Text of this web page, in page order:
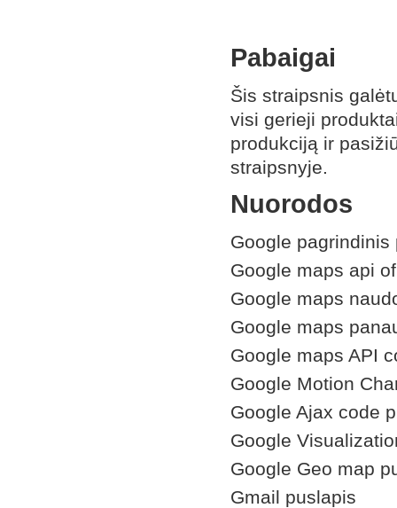
Pabaigai
Šis straipsnis
visi gerieji
produkciją ir
straipsnyje.
Nuorodos
Google pagrindinis
Google maps api
Google maps
Google maps
Google maps API
Google Motion
Google Ajax code
Google
Google Geo map
Gmail puslapis